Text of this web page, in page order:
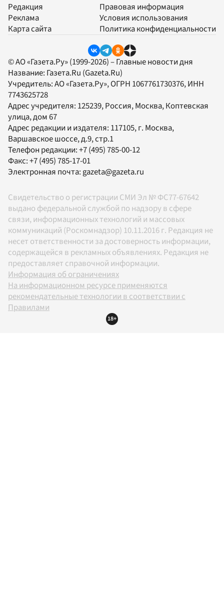
Редакция
Реклама
Карта сайта
Правовая информация
Условия использования
Политика конфиденциальности
© АО «Газета.Ру» (1999-2026) – Главные новости дня
Название: Газета.Ru (Gazeta.Ru)
Учредитель:АО «Газета.Ру», ОГРН 1067761730376, ИНН
7743625728
Адрес учредителя: 125239, Россия, Москва, Коптевская
улица, дом 67
Адрес редакции и издателя: 117105, г. Москва,
Варшавское шоссе, д.9, стр.1
Телефон редакции:+7 (495) 785-00-12
Факс:+7 (495) 785-17-01
Электронная почта:gazeta@gazeta.ru
Свидетельство о регистрации СМИ Эл № ФС77-67642
выдано федеральной службой по надзору в сфере
связи, информационных технологий и массовых
коммуникаций (Роскомнадзор) 10.11.2016 г. Редакция не
несет ответственности за достоверность информации,
содержащейся в рекламных объявлениях. Редакция не
предоставляет справочной информации.
Информация об ограничениях
На информационном ресурсе применяются
рекомендательные технологии в соответствии с
Правилами
18+